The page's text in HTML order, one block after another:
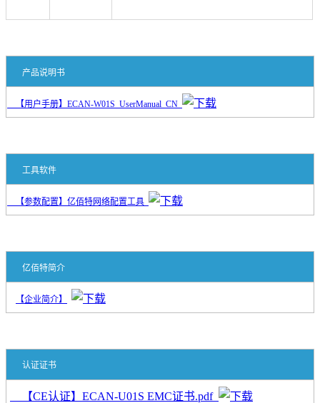
产品说明书
【用户手册】ECAN-W01S_UserManual_CN
工具软件
【参数配置】亿佰特网络配置工具
亿佰特简介
【企业简介】
认证证书
【CE认证】ECAN-U01S EMC证书.pdf